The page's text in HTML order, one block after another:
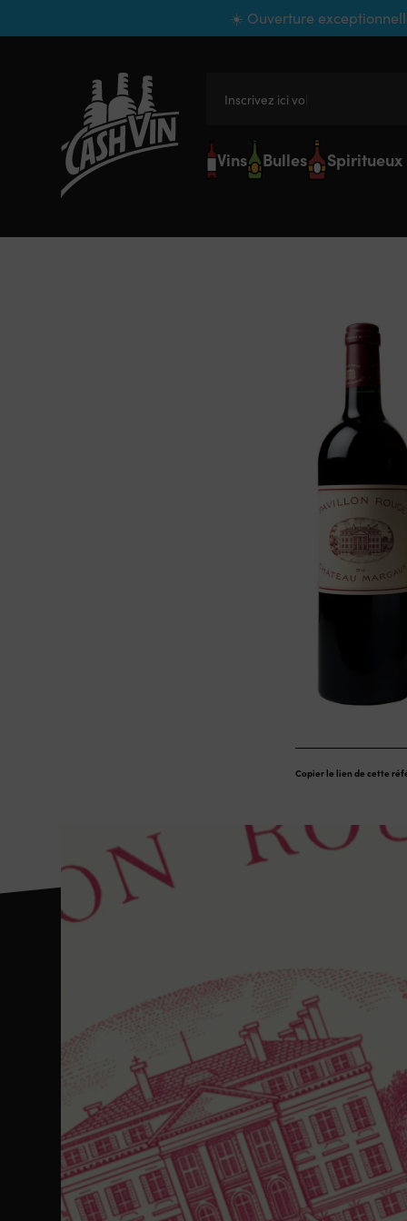
☀️ Ouverture
Inscrivez ici votre r
Vins Bulles Spiritueux
Copier le lien de cette